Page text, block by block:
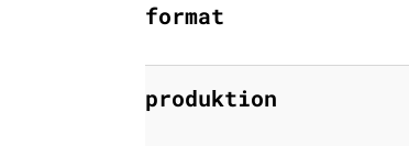
format
produktion